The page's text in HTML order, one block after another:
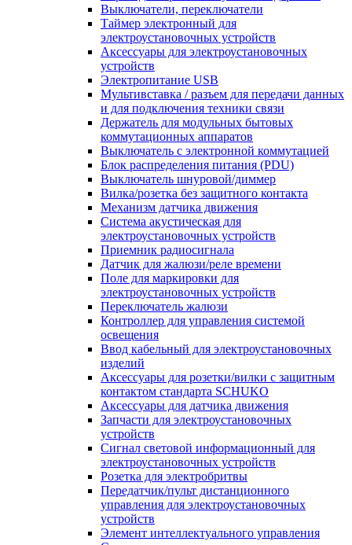
Выключатели, переключатели
Таймер электронный для
электроустановочных устройств
Аксессуары для электроустановочных
устройств
Электропитание USB
Мультивставка / разъем для передачи данных
и для подключения техники связи
Держатель для модульных бытовых
коммутационных аппаратов
Выключатель с электронной коммутацией
Блок распределения питания (PDU)
Выключатель шнуровой/диммер
Вилка/розетка без защитного контакта
Механизм датчика движения
Система акустическая для
электроустановочных устройств
Приемник радиосигнала
Датчик для жалюзи/реле времени
Поле для маркировки для
электроустановочных устройств
Переключатель жалюзи
Контроллер для управления системой
освещения
Ввод кабельный для электроустановочных
изделий
Аксессуары для розетки/вилки с защитным
контактом стандарта SCHUKO
Аксессуары для датчика движения
Запчасти для электроустановочных
устройств
Сигнал световой информационный для
электроустановочных устройств
Розетка для электробритвы
Передатчик/пульт дистанционного
управления для электроустановочных
устройств
Элемент интеллектуального управления